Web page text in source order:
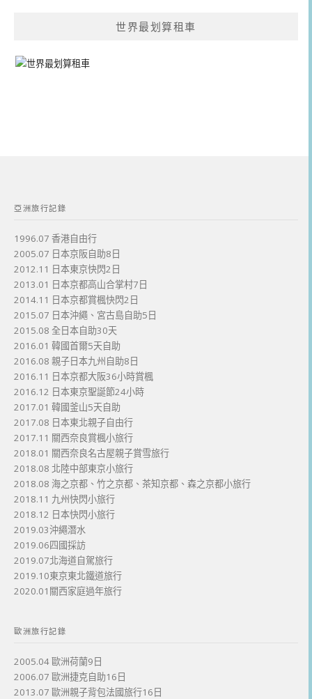
世界最划算租車
亞洲旅行記錄
1996.07 香港自由行
2005.07 日本京阪自助8日
2012.11 日本東京快閃2日
2013.01 日本京都高山合掌村7日
2014.11 日本京都賞楓快閃2日
2015.07 日本沖繩、宮古島自助5日
2015.08 全日本自助30天
2016.01 韓國首爾5天自助
2016.08 親子日本九州自助8日
2016.11 日本京都大阪36小時賞楓
2016.12 日本東京聖誕節24小時
2017.01 韓國釜山5天自助
2017.08 日本東北親子自由行
2017.11 關西奈良賞楓小旅行
2018.01 關西奈良名古屋親子賞雪旅行
2018.08 北陸中部東京小旅行
2018.08 海之京都、竹之京都、茶知京都、森之京都小旅行
2018.11 九州快閃小旅行
2018.12 日本快閃小旅行
2019.03沖繩潛水
2019.06四國採訪
2019.07北海道自駕旅行
2019.10東京東北鐵道旅行
2020.01關西家庭過年旅行
歐洲旅行記錄
2005.04 歐洲荷蘭9日
2006.07 歐洲捷克自助16日
2013.07 歐洲親子背包法國旅行16日